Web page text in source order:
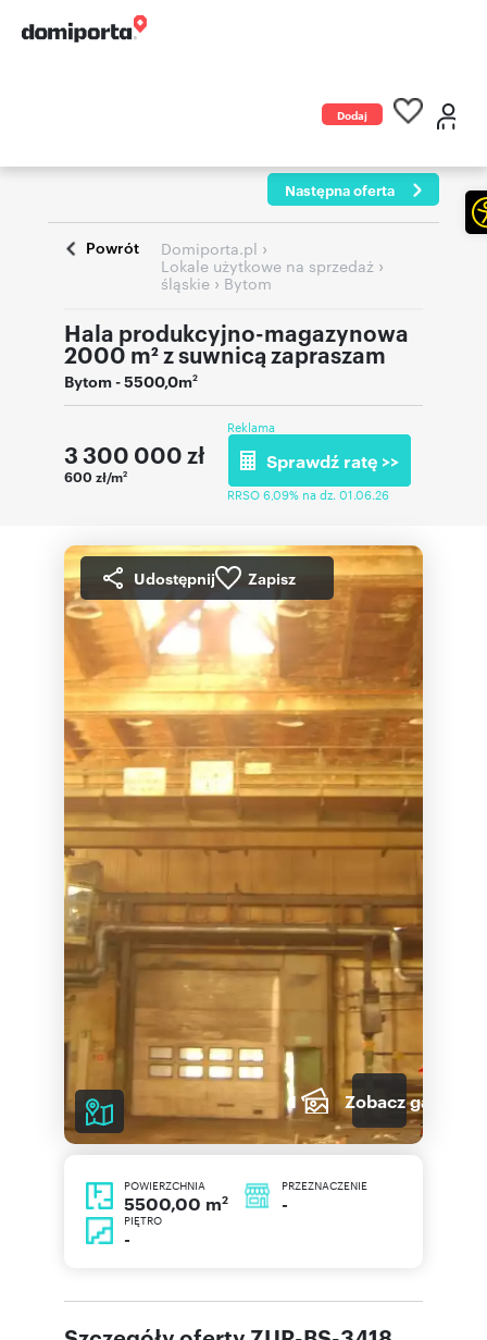
Dodaj
Następna oferta
Powrót Domiporta.pl ›
Lokale użytkowe na sprzedaż ›
śląskie › Bytom
Hala produkcyjno-magazynowa
2000 m² z suwnicą zapraszam
Bytom- 5500,0m2
3 300 000 zł
600 zł/m2
Reklama
Sprawdź ratę >>
RRSO 6,09% na dz. 01.06.26
Udostępnij Zapisz
1 Zobacz galerię
POWIERZCHNIA
5500,00 m2
PRZEZNACZENIE
-
PIĘTRO
-